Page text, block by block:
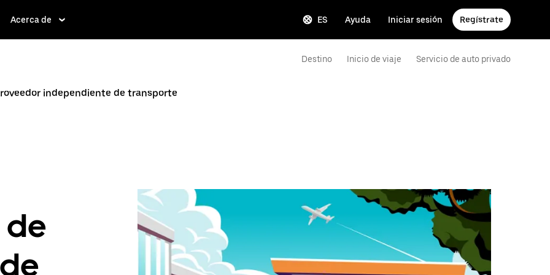
Acerca de ES Ayuda Iniciar sesión Regístrate
Destino Inicio de viaje Servicio de auto privado
independiente de transporte
de